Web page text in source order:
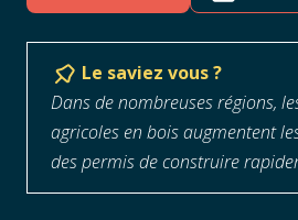
Le saviez vous ?
Dans de nombreuses régions,
agricoles en bois augmentent
des permis de construire